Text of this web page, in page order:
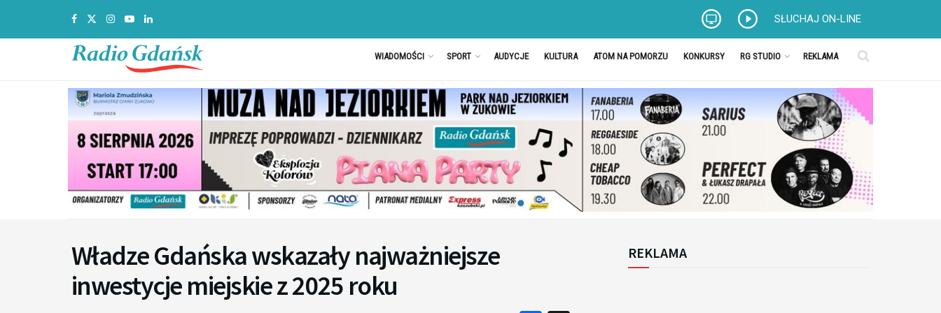
SŁUCHAJ ON-LINE
WIADOMOŚCI SPORT AUDYCJE KULTURA ATOM NA POMORZU KONKURSY RG STUDIO REKLAMA
Władze Gdańska wskazały najważniejsze
inwestycje miejskie z 2025 roku
REKLAMA